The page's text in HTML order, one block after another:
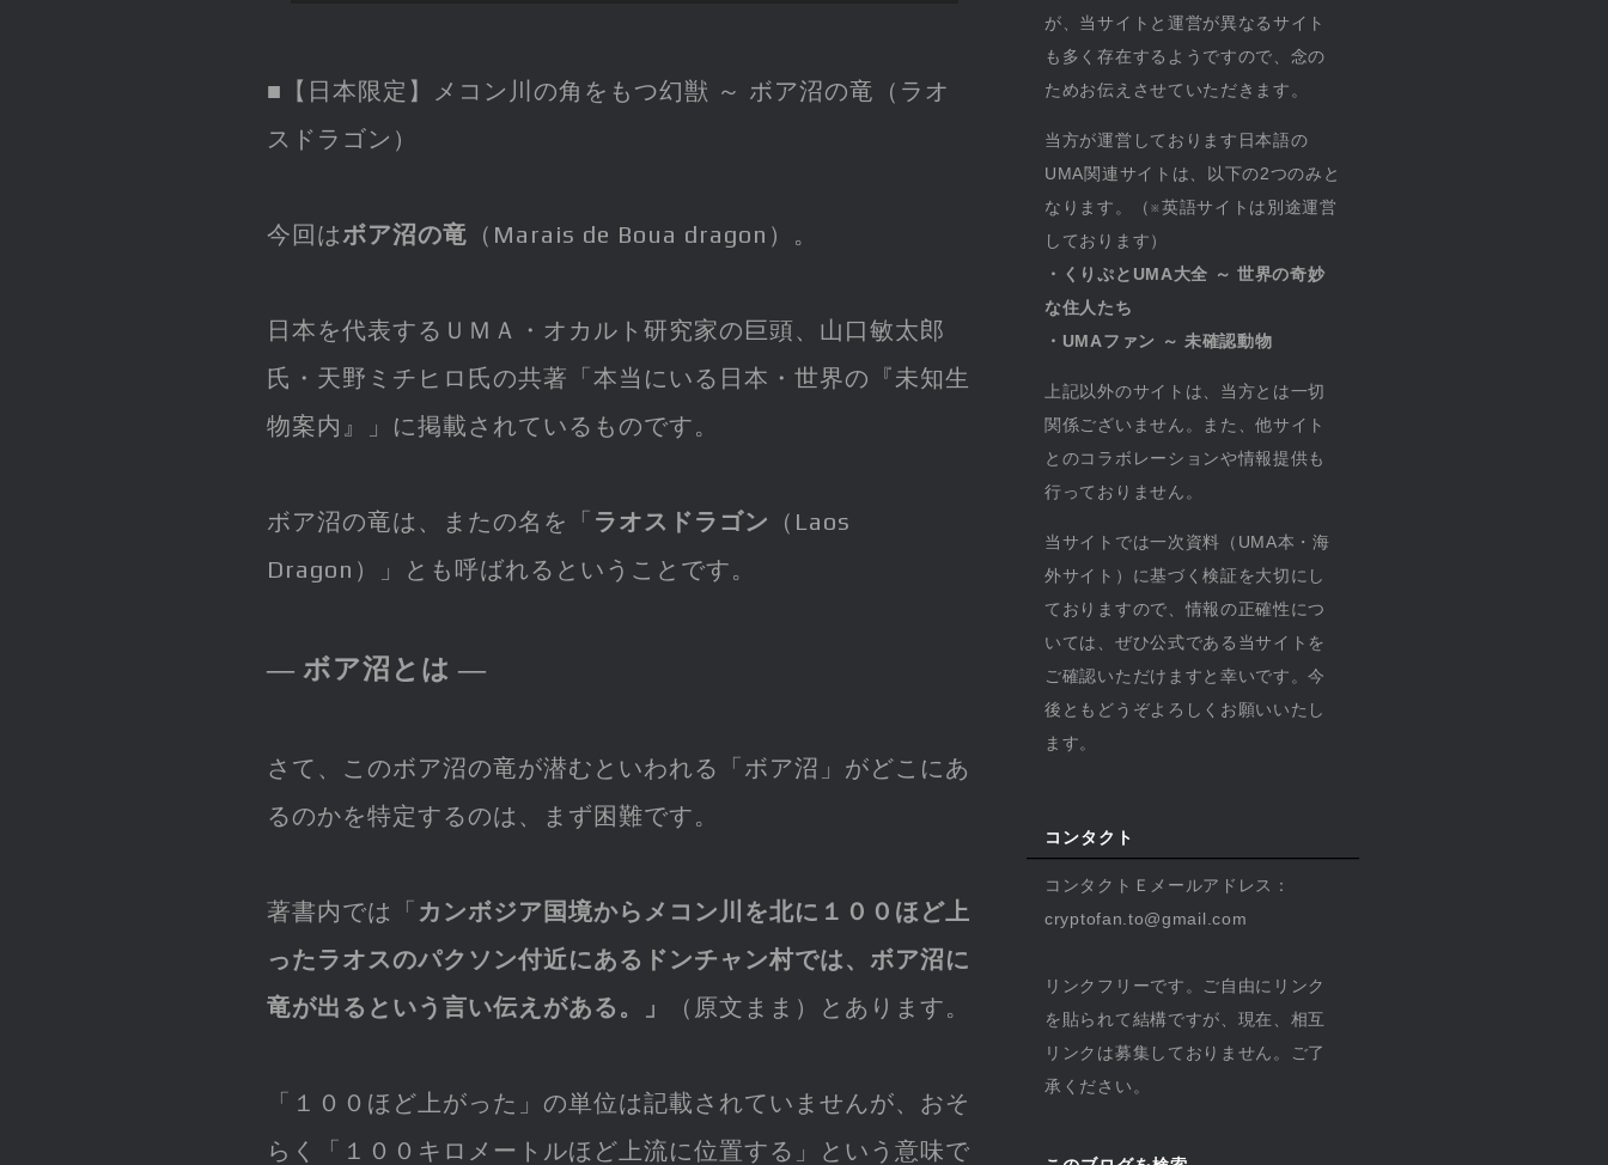
■【日本限定】メコン川の角をもつ幻獣 ～ ボア沼の竜（ラオ
スドラゴン）
今回はボア沼の竜 （Marais de Boua dragon）。
日本を代表するＵＭＡ・オカルト研究家の巨頭、山口敏太郎
氏・天野ミチヒロ氏の共著「本当にいる日本・世界の『未知生
物案内』」に掲載されているものです。
ボア沼の竜は、またの名を「 ラオスドラゴン （Laos
Dragon）」とも呼ばれるということです。
― ボア沼とは ―
さて、このボア沼の竜が潜むといわれる「ボア沼」がどこにあ
るのかを特定するのは、まず困難です。
著書内では「 カンボジア国境からメコン川を北に１００ほど上
ったラオスのパクソン付近にあるドンチャン村では、ボア沼に
竜が出るという言い伝えがある。」
（原文まま）とあります。
「１００ほど上がった」の単位は記載されていませんが、おそ
らく「１００キロメートルほど上流に位置する」という意味で
が、当サイトと運営が異なるサイト
も多く存在するようですので、念の
ためお伝えさせていただきます。
当方が運営しております日本語の
UMA関連サイトは、以下の2つのみと
なります。（※英語サイトは別途運営
しております）
・くりぷとUMA大全 ～ 世界の奇妙
な住人たち
・UMAファン ～ 未確認動物
上記以外のサイトは、当方とは一切
関係ございません。また、他サイト
とのコラボレーションや情報提供も
行っておりません。
当サイトでは一次資料（UMA本・海
外サイト）に基づく検証を大切にし
ておりますので、情報の正確性につ
いては、ぜひ公式である当サイトを
ご確認いただけますと幸いです。今
後ともどうぞよろしくお願いいたし
ます。
コンタクト
コンタクトＥメールアドレス：
cryptofan.to@gmail.com
リンクフリーです。ご自由にリンク
を貼られて結構ですが、現在、相互
リンクは募集しておりません。ご了
承ください。